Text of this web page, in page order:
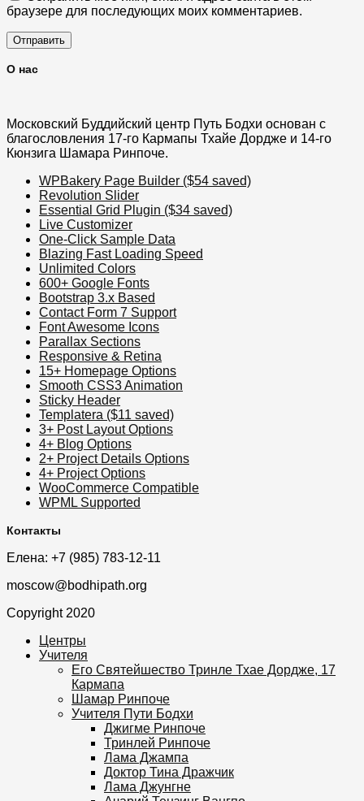
браузере для последующих моих комментариев.
О нас
Московский Буддийский центр Путь Бодхи основан с
благословления 17-го Кармапы Тхайе Дордже и 14-го
Кюнзига Шамара Ринпоче.
WPBakery Page Builder ($54 saved)
Revolution Slider
Essential Grid Plugin ($34 saved)
Live Customizer
One-Click Sample Data
Blazing Fast Loading Speed
Unlimited Colors
600+ Google Fonts
Bootstrap 3.x Based
Contact Form 7 Support
Font Awesome Icons
Parallax Sections
Responsive & Retina
15+ Homepage Options
Smooth CSS3 Animation
Sticky Header
Templatera ($11 saved)
3+ Post Layout Options
4+ Blog Options
2+ Project Details Options
4+ Project Options
WooCommerce Compatible
WPML Supported
Контакты
Елена: +7 (985) 783-12-11
moscow@bodhipath.org
Copyright 2020
Центры
Учителя
Его Святейшество Тринле Тхае Дордже, 17
Кармапа
Шамар Ринпоче
Учителя Пути Бодхи
Джигме Ринпоче
Тринлей Ринпоче
Лама Джампа
Доктор Тина Дражчик
Лама Джунгне